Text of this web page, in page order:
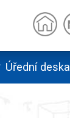
Úřední deska